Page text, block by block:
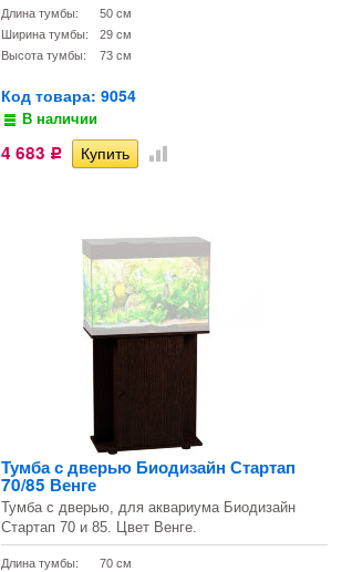
Длина тумбы:
50 см
Ширина тумбы:
29 см
Высота тумбы:
73 см
Код товара: 9054
В наличии
4 683 Р
Тумба с дверью Биодизайн Стартап
70/85 Венге
Тумба с дверью, для аквариума Биодизайн
Стартап 70 и 85. Цвет Венге.
Длина тумбы:
70 см